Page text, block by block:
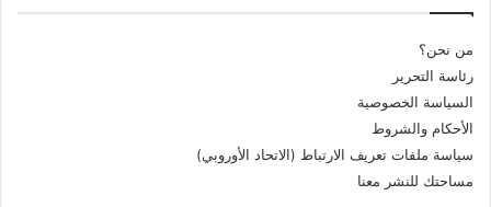
من نحن؟
رئاسة التحرير
السياسة الخصوصية
الأحكام والشروط
سياسة ملفات تعريف الارتباط (الاتحاد الأوروبي)
مساحتك للنشر معنا